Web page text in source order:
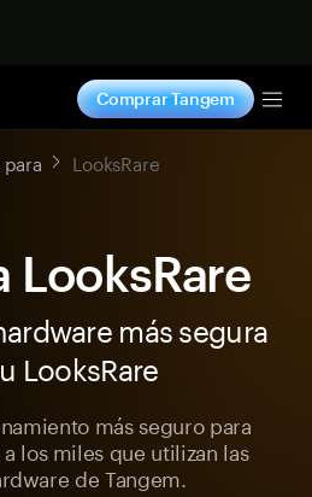
Comprar Tangem
LooksRare
LooksRare
más segura
LooksRare
más seguro para
los miles que utilizan las
de Tangem.